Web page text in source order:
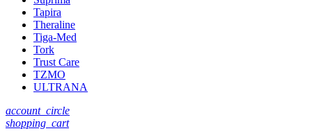
Tapira
Theraline
Tiga-Med
Tork
Trust Care
TZMO
ULTRANA
account_circle
shopping_cart